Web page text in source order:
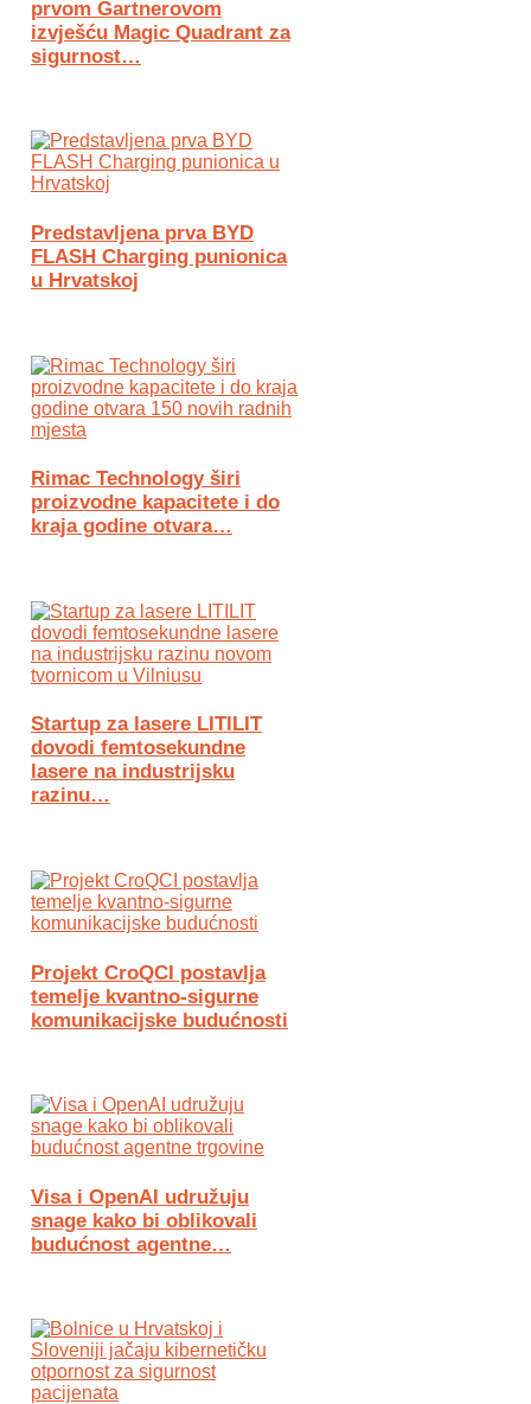
prvom Gartnerovom
izvješću Magic Quadrant za
sigurnost…
Predstavljena prva BYD
FLASH Charging punionica
u Hrvatskoj
Rimac Technology širi
proizvodne kapacitete i do
kraja godine otvara…
Startup za lasere LITILIT
dovodi femtosekundne
lasere na industrijsku
razinu…
Projekt CroQCI postavlja
temelje kvantno-sigurne
komunikacijske budućnosti
Visa i OpenAI udružuju
snage kako bi oblikovali
budućnost agentne…